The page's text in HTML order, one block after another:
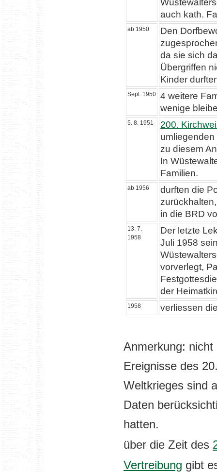
auch kath.
ab 1950
Den
da sie sich
Übergriffen
Kinder
Sept. 1950
4 weitere
wenige
5. 8. 1951
200.
zu diesem
In
Familien.
ab 1956
durften die
in die BRD
13. 7.
1958
Der letzte
Juli 1958
vorverlegt,
der
1958 verliessen
Anmerkung:
Ereignisse des
Weltkrieges sind
Daten
hatten.
über die Zeit des
Vertreibung gibt